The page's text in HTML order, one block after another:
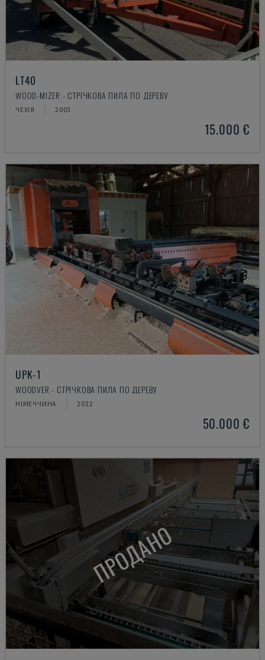
LT40
WOOD-MIZER - СТРІЧКОВА ПИЛА ПО ДЕРЕВУ
ЧЕХІЯ 2003
15.000 €
UPK-1
WOODVER - СТРІЧКОВА ПИЛА ПО ДЕРЕВУ
НІМЕЧЧИНА 2022
50.000 €
ПРОДАНО